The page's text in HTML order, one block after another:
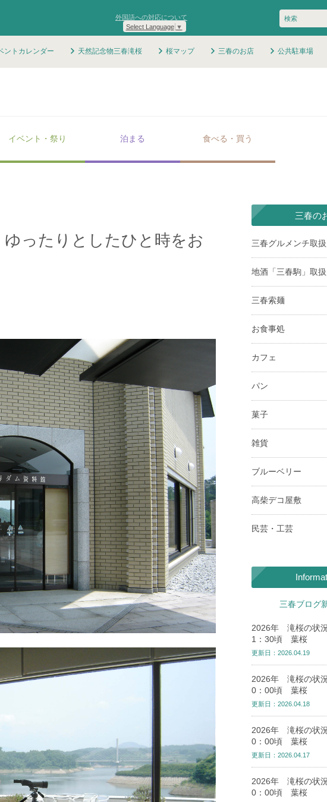
外国語への対応について
Select Language ▼
ントカレンダー 天然記念物三春滝桜 桜マップ 三春のお店 公共駐車場
イベント・祭り 泊まる 食べる・買う
ったりとしたひと時をお
三春の
三春グルメンチ取
地酒「三春駒」取
三春索麺
お食事処
カフェ
パン
菓子
雑貨
ブルーベリー
高柴デコ屋敷
民芸・工芸
三春ブログ
2026年 滝桜の状
1：30頃 葉桜
更新日：2026.04.19
2026年 滝桜の状
0：00頃 葉桜
更新日：2026.04.18
2026年 滝桜の状
0：00頃 葉桜
更新日：2026.04.17
2026年 滝桜の状
0：00頃 葉桜